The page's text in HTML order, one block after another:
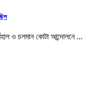
ও চলমান কোটা আন্দোলনে ...